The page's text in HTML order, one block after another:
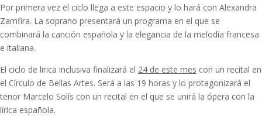
Por primera vez el ciclo llega a este espacio y lo hará con Alexandra
Zamfira. La soprano presentará un programa en el que se
combinará la canción española y la elegancia de la melodía francesa
e italiana.
El ciclo de lirica inclusiva finalizará el 24 de este mes con un recital en
el Círculo de Bellas Artes. Será a las 19 horas y lo protagonizará el
tenor Marcelo Solís con un recital en el que se unirá la ópera con la
lírica española.